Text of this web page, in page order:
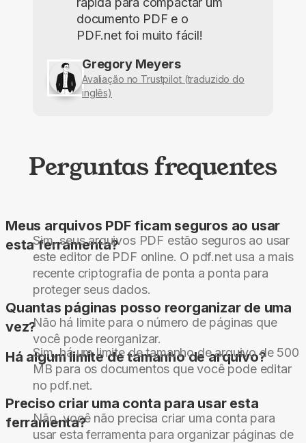
documento PDF e o
PDF.net foi muito fácil!
Gregory Meyers
Avaliação no Trustpilot (traduzido do
inglês)
Perguntas frequentes
Meus arquivos PDF ficam seguros ao usar
esta ferramenta?
Sim, seus arquivos PDF estão seguros ao usar
este editor de PDF online. O pdf.net usa a mais
recente criptografia de ponta a ponta para
proteger seus dados.
Quantas páginas posso reorganizar de uma
vez?Não há limite para o número de páginas que
você pode reorganizar.
Há algum limite de tamanho de arquivo?
Sim, há um limite de tamanho de arquivo de 500
MB para os documentos que você pode editar
no pdf.net.
Preciso criar uma conta para usar esta
ferramenta?
Não, você não precisa criar uma conta para
usar esta ferramenta para organizar páginas de